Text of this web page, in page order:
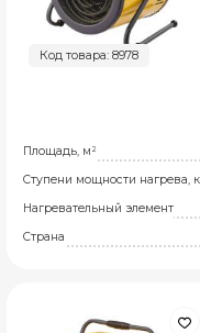
Код товара: 8978
Площадь, м²
Ступени мощности нагрева,
Нагревательный элемент
Страна